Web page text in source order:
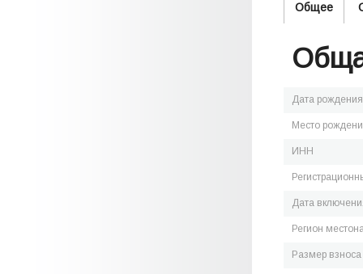
Общее
Дата рождения
Место
ИНН
Дата
Регион
Размер